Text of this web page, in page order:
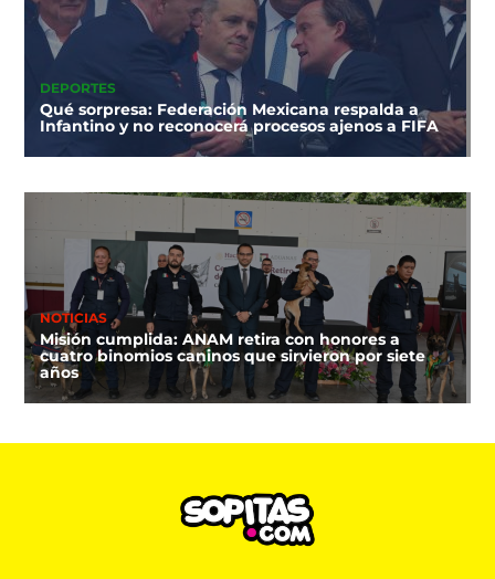
DEPORTES
Qué sorpresa: Federación Mexicana respalda a
Infantino y no reconocerá procesos ajenos a FIFA
NOTICIAS
Misión cumplida: ANAM retira con honores a
cuatro binomios caninos que sirvieron por siete
años